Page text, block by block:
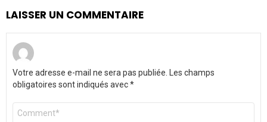
LAISSER UN COMMENTAIRE
Votre adresse e-mail ne sera pas publiée.
Les champs
obligatoires sont indiqués avec*
Commentaire